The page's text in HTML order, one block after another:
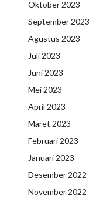
Oktober 2023
September 2023
Agustus 2023
Juli 2023
Juni 2023
Mei 2023
April 2023
Maret 2023
Februari 2023
Januari 2023
Desember 2022
November 2022